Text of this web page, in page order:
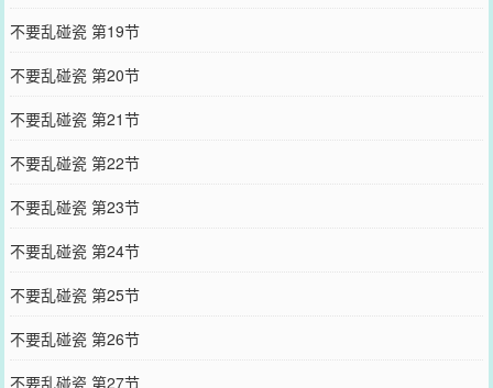
不要乱碰瓷 第19节
不要乱碰瓷 第20节
不要乱碰瓷 第21节
不要乱碰瓷 第22节
不要乱碰瓷 第23节
不要乱碰瓷 第24节
不要乱碰瓷 第25节
不要乱碰瓷 第26节
不要乱碰瓷 第27节